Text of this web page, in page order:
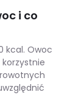
i co
kcal. Owoc